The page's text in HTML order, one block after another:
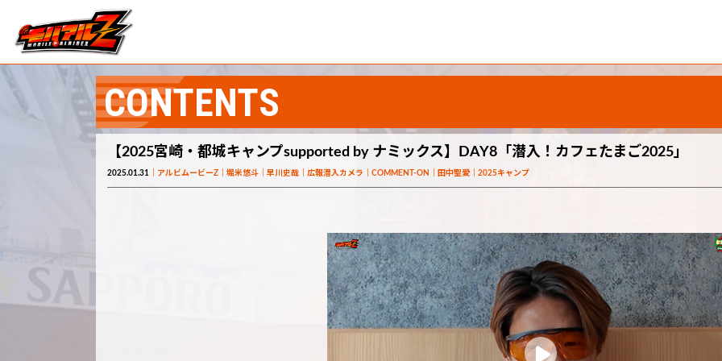
CONTENTS
【2025宮崎・都城キャンプsupported by ナミックス】DAY8「潜入！カフェたまご2025」
2025.01.31 アルビムービーZ 堀米悠斗 早川史哉 広報潜入カメラ COMMENT-ON 田中聖愛 2025キャンプ